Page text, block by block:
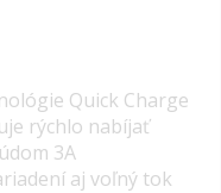
Quick Charge
rýchlo nabíjať
3A
aj voľný tok